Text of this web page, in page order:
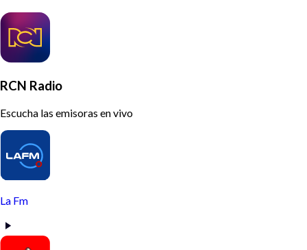
RCN Radio
Escucha las emisoras en vivo
La Fm